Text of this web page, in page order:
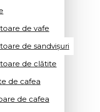
de vafe
de sandvişuri
de clătite
de cafea
de cafea